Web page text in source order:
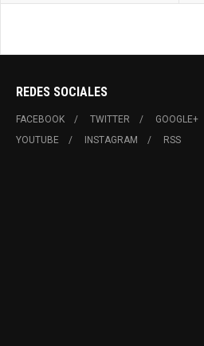
REDES SOCIALES
FACEBOOK TWITTER GOOGLE+
YOUTUBE
INSTAGRAM RSS